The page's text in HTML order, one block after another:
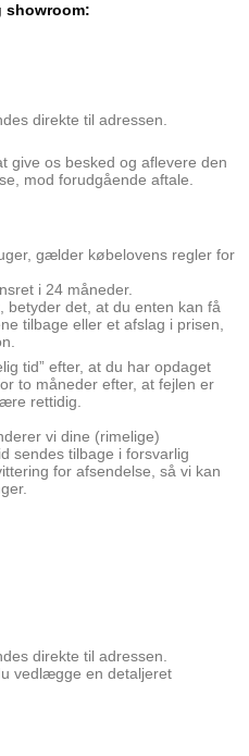
showroom:
direkte til adressen.
give os besked og aflevere den
mod forudgående aftale.
gælder købelovens regler for
i 24 måneder.
betyder det, at du enten kan få
tilbage eller et afslag i prisen,
tid” efter, at du har opdaget
to måneder efter, at fejlen er
rettidig.
vi dine (rimelige)
sendes tilbage i forsvarlig
for afsendelse, så vi kan
direkte til adressen.
vedlægge en detaljeret